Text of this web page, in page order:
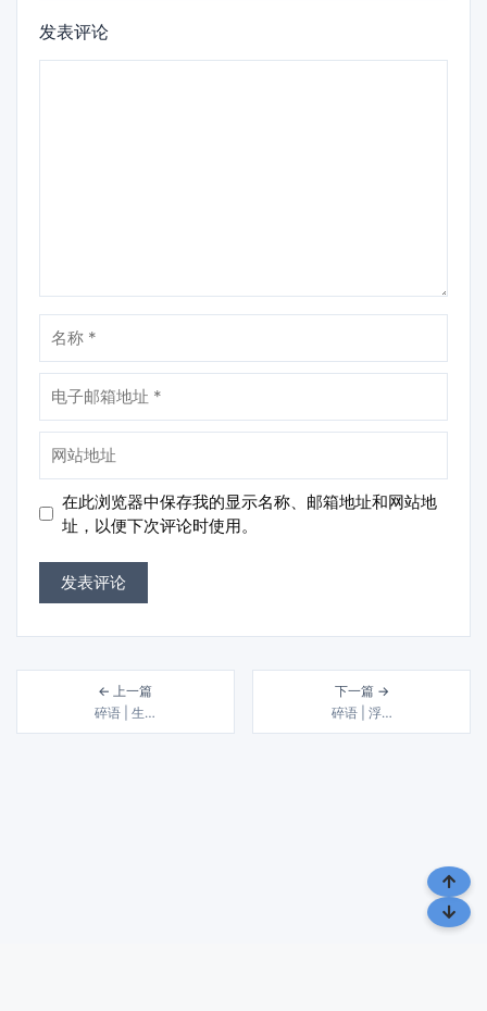
发表评论
称
子
邮
箱
地
址
站
址
在此浏览器中保存我的显示名称、邮箱地址和网站地
址，以便下次评论时使用。
← 上一篇
碎语 | 生…
下一篇 →
碎语 | 浮…